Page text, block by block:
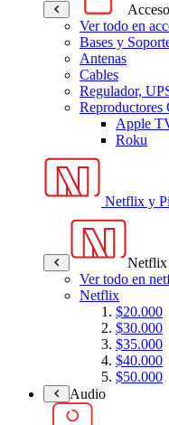
Ver todo en
Bases y
Antenas
Cables
Regulador,
Apple
Roku
Netflix y
Netflix
Ver todo en
Netflix
$20.000
$30.000
$35.000
$40.000
$50.000
Audio